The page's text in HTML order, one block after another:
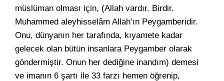
müslüman olması için, (Allah vardır. Birdir.
Muhammed aleyhisselâm Allah’ın Peygamberidir.
Onu, dünyanın her tarafında, kıyamete kadar
gelecek olan bütün insanlara Peygamber olarak
göndermiştir. Onun her dediğine inandım) demesi
ve imanın 6 şartı ile 33 farzı hemen öğrenip,